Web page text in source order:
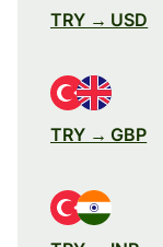
TRY → USD
TRY → GBP